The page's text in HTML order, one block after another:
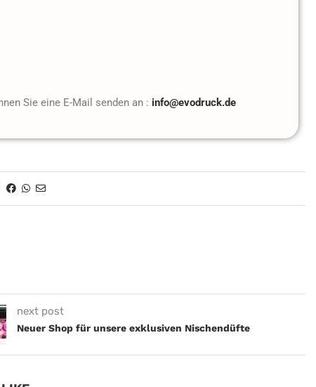
Sie eine E-Mail senden an : info@evodruck.de
next post
Neuer Shop für unsere exklusiven Nischendüfte